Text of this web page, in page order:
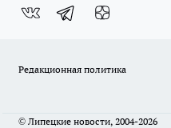
Редакционная политика
© Липецкие новости, 2004-2026